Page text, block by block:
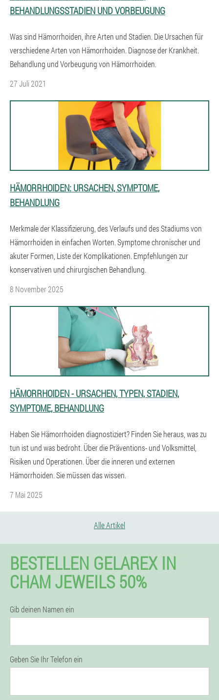
BEHANDLUNGSSTADIEN UND VORBEUGUNG
Was sind Hämorrhoiden, ihre Arten und Stadien. Die Ursachen für
verschiedene Arten von Hämorrhoiden. Diagnose der Krankheit.
Behandlung und Vorbeugung von Hämorrhoiden.
27 Juli 2021
HÄMORRHOIDEN: URSACHEN, SYMPTOME,
BEHANDLUNG
Merkmale der Klassifizierung, des Verlaufs und des Stadiums von
Hämorrhoiden in einfachen Worten. Symptome chronischer und
akuter Formen, Liste der Komplikationen. Empfehlungen zur
konservativen und chirurgischen Behandlung.
8 November 2025
HÄMORRHOIDEN - URSACHEN, TYPEN, STADIEN,
SYMPTOME, BEHANDLUNG
Haben Sie Hämorrhoiden diagnostiziert? Finden Sie heraus, was zu
tun ist und was bedroht. Über die Präventions- und Volksmittel,
Risiken und Operationen. Über die inneren und externen
Hämorrhoiden. Sie müssen das wissen.
7 Mai 2025
Alle Artikel
BESTELLEN GELAREX IN
CHAM JEWEILS 50%
Gib deinen Namen ein
Geben Sie Ihr Telefon ein